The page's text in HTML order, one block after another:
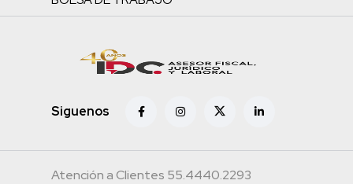
Siguenos
Atención a Clientes 55.4440.2293